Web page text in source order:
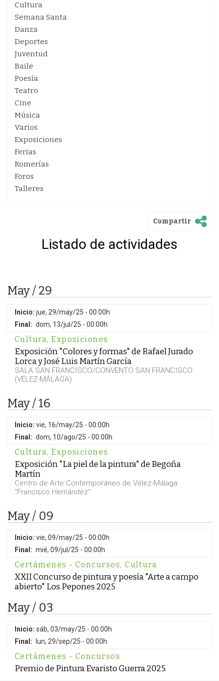
Cultura
Semana Santa
Danza
Deportes
Juventud
Baile
Poesía
Teatro
Cine
Música
Varios
Exposiciones
Ferias
Romerías
Foros
Talleres
Compartir
Listado de actividades
May / 29
Inicio: jue, 29/may/25 - 00:00h
Final: dom, 13/jul/25 - 00:00h
Cultura, Exposiciones
Exposición "Colores y formas" de Rafael Jurado
Lorca y José Luis Martín García
SALA SAN FRANCISCO/CONVENTO SAN FRANCISCO
(VÉLEZ-MÁLAGA)
May / 16
Inicio: vie, 16/may/25 - 00:00h
Final: dom, 10/ago/25 - 00:00h
Cultura, Exposiciones
Exposición "La piel de la pintura" de Begoña
Martín
Centro de Arte Contemporáneo de Vélez-Málaga
"Francisco Hernández"
May / 09
Inicio: vie, 09/may/25 - 00:00h
Final: mié, 09/jul/25 - 00:00h
Certámenes - Concursos, Cultura
XXII Concurso de pintura y poesía "Arte a campo
abierto" Los Pepones 2025
May / 03
Inicio: sáb, 03/may/25 - 00:00h
Final:
lun, 29/sep/25 - 00:00h
Certámenes - Concursos
Premio de Pintura Evaristo Guerra 2025